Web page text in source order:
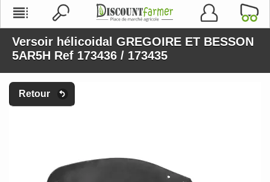
Versoir hélicoidal GREGOIRE ET BESSON
5AR5H Ref 173436 / 173435
Retour